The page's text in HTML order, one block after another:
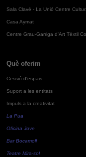
Sala Clavé - La Unió Centre
Casa Aymat
Centre Grau-Garriga d'Art Tèxtil
Què oferim
Cessió d'espais
Suport a les entitats
Impuls a la creativitat
La Pua
Oficina Jove
Bar Bocamoll
Teatre Mira-sol